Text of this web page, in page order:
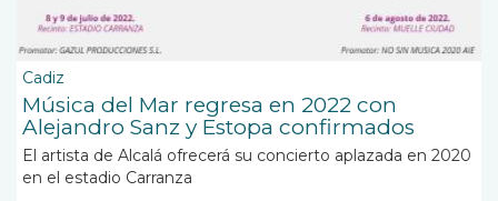
Cadiz
Música del Mar regresa en 2022 con
Alejandro Sanz y Estopa confirmados
El artista de Alcalá ofrecerá su concierto aplazada en 2020
en el estadio Carranza